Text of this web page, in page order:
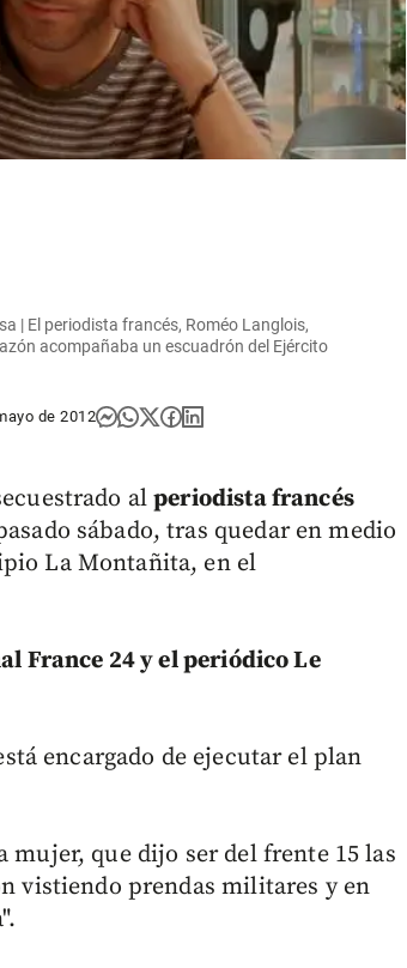
| El periodista francés, Roméo Langlois,
acompañaba un escuadrón del Ejército
de 2012
alperiodista francés
sábado, tras quedar en medio
La Montañita, en el
France 24 y el periódico Le
encargado de ejecutar el plan
mujer, que dijo ser del frente 15 las
vistiendo prendas militares y en